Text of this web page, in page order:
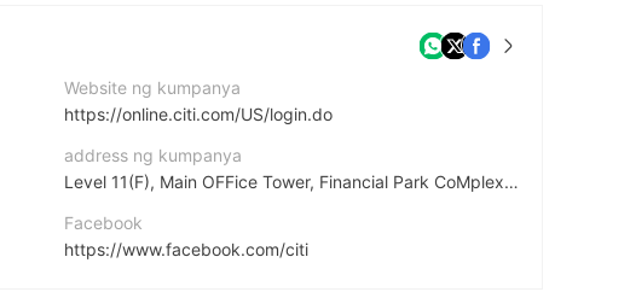
Website ng kumpanya
https://online.citi.com/US/login.do
address ng kumpanya
Level 11(F), Main OFFice Tower, Financial Park CoMplex, Jalan Merdeka, 87000 Labuan F.T.
Facebook
https://www.facebook.com/citi